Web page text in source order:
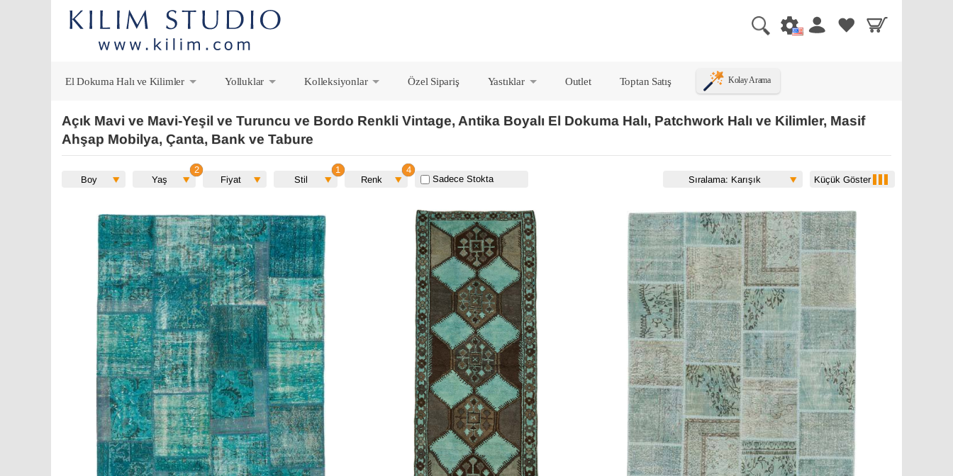
El Dokuma Halı ve Kilimler
Yolluklar
Kolleksiyonlar
Özel Sipariş
Yastıklar Outlet Toptan Satış Kolay Arama
Açık Mavi ve Mavi-Yeşil ve Turuncu ve Bordo Renkli Vintage, Antika Boyalı El Dokuma Halı, Patchwork Halı ve Kilimler, Masif
Ahşap Mobilya, Çanta, Bank ve Tabure
Boy Yaş Fiyat Stil Renk Sadece Stokta Sıralama: Karışık Küçük Göster